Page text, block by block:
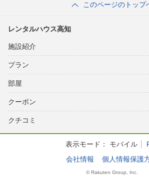
このページのトップ
レンタルハウス高知
施設紹介
プラン
部屋
クーポン
クチコミ
表示モード： モバイル
会社情報
個人情報保護
© Rakuten Group, Inc.